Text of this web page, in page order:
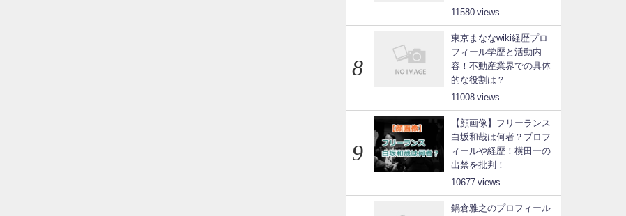
11580
東京まななwiki経歴プロ
フィール学歴と活動内
容！不動産業界での具体
的な役割は？
11008
【顔画像】フリーランス
白坂和哉は何者？プロフ
ィールや経歴！横田一の
出禁を批判！
10677
鍋倉雅之のプロフィール